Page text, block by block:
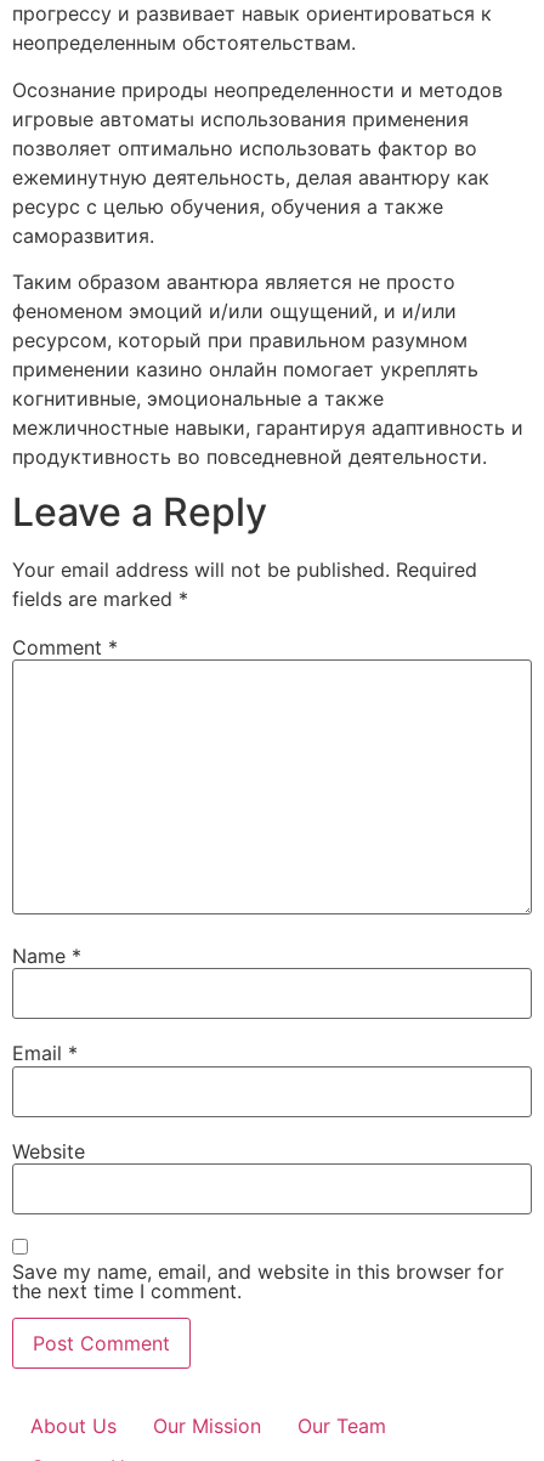
прогрессу и развивает навык ориентироваться к
неопределенным обстоятельствам.
Осознание природы неопределенности и методов
игровые автоматы использования применения
позволяет оптимально использовать фактор во
ежеминутную деятельность, делая авантюру как
ресурс с целью обучения, обучения а также
саморазвития.
Таким образом авантюра является не просто
феноменом эмоций и/или ощущений, и и/или
ресурсом, который при правильном разумном
применении казино онлайн помогает укреплять
когнитивные, эмоциональные а также
межличностные навыки, гарантируя адаптивность и
продуктивность во повседневной деятельности.
Leave a Reply
Your email address will not be published. Required
fields are marked *
Comment *
Name *
Email *
Website
Save my name, email, and website in this browser for
the next time I comment.
About Us Our Mission
Our Team